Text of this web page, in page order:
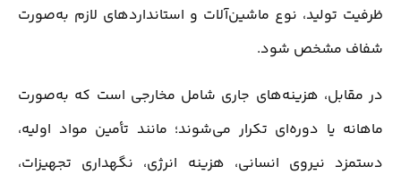
ظرفیت تولید، نوع ماشین‌آلات و استانداردهای لازم به‌صورت
شفاف مشخص شود.
در مقابل، هزینه‌های جاری شامل مخارجی است که به‌صورت
ماهانه یا دوره‌ای تکرار می‌شوند؛ مانند تأمین مواد اولیه،
دستمزد نیروی انسانی، هزینه انرژی، نگهداری تجهیزات،